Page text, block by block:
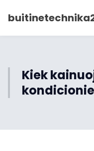
Kiek